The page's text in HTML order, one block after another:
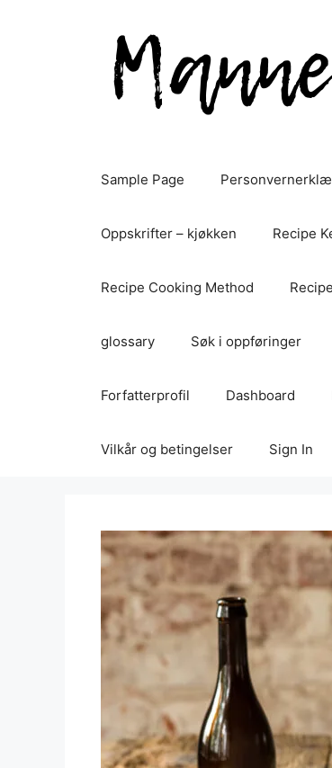
Sample Page
Oppskrifter – kjøkken Recipe
Recipe Cooking Method
glossary Søk i oppføringer
Forfatterprofil Dashboard
Vilkår og betingelser Sign In